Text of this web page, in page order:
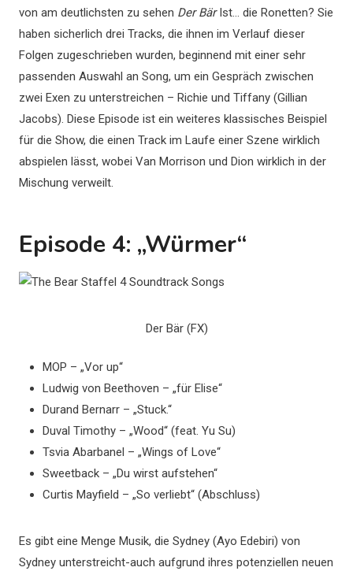
von am deutlichsten zu sehen Der BärIst… die Ronetten? Sie
haben sicherlich drei Tracks, die ihnen im Verlauf dieser
Folgen zugeschrieben wurden, beginnend mit einer sehr
passenden Auswahl an Song, um ein Gespräch zwischen
zwei Exen zu unterstreichen – Richie und Tiffany (Gillian
Jacobs). Diese Episode ist ein weiteres klassisches Beispiel
für die Show, die einen Track im Laufe einer Szene wirklich
abspielen lässt, wobei Van Morrison und Dion wirklich in der
Mischung verweilt.
Episode 4: „Würmer“
Der Bär (FX)
MOP – „Vor up“
Ludwig von Beethoven – „für Elise“
Durand Bernarr – „Stuck.“
Duval Timothy – „Wood“ (feat. Yu Su)
Tsvia Abarbanel – „Wings of Love“
Sweetback – „Du wirst aufstehen“
Curtis Mayfield – „So verliebt“ (Abschluss)
Es gibt eine Menge Musik, die Sydney (Ayo Edebiri) von
Sydney unterstreicht-auch aufgrund ihres potenziellen neuen